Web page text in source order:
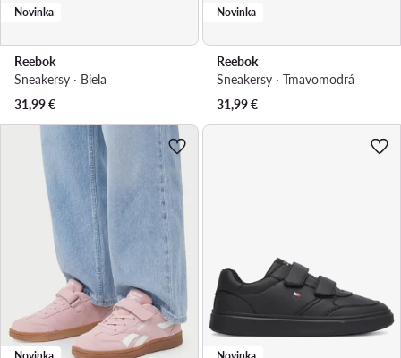
Novinka
Reebok
Sneakersy · Biela
31,99€
Novinka
Reebok
Sneakersy · Tmavomodrá
31,99€